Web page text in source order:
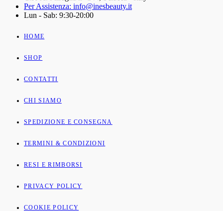
Per Assistenza: info@inesbeauty.it
Lun - Sab: 9:30-20:00
HOME
SHOP
CONTATTI
CHI SIAMO
SPEDIZIONE E CONSEGNA
TERMINI & CONDIZIONI
RESI E RIMBORSI
PRIVACY POLICY
COOKIE POLICY